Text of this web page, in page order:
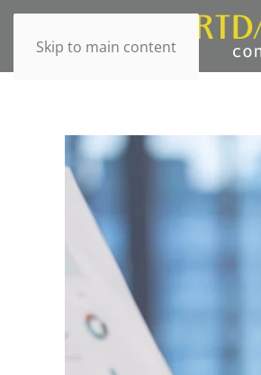
Skip to main content